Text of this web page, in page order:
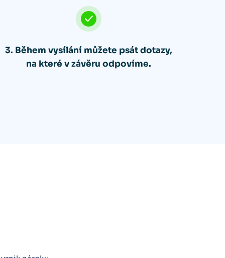
3. Během vysílání můžete psát dotazy,
na které v závěru odpovíme.